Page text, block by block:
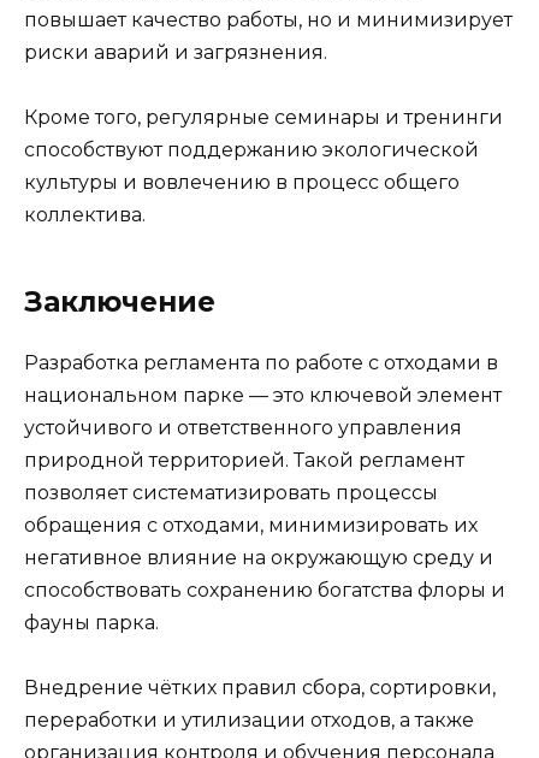
повышает качество работы, но и минимизирует
риски аварий и загрязнения.
Кроме того, регулярные семинары и тренинги
способствуют поддержанию экологической
культуры и вовлечению в процесс общего
коллектива.
Заключение
Разработка регламента по работе с отходами в
национальном парке — это ключевой элемент
устойчивого и ответственного управления
природной территорией. Такой регламент
позволяет систематизировать процессы
обращения с отходами, минимизировать их
негативное влияние на окружающую среду и
способствовать сохранению богатства флоры и
фауны парка.
Внедрение чётких правил сбора, сортировки,
переработки и утилизации отходов, а также
организация контроля и обучения персонала